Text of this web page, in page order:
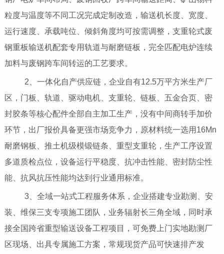
粒度与温度等不同工况完成定制改造，输送机长度、宽度、
运行速度、承载吨位、倾斜角度均可按需调整，支重轮式废
钢重板输送机配套专用轨道与耐磨链板，完全匹配电炉连续
加料与废钢跨车间转运的工艺要求。
2、一体化自产供应链，企业自有12.5万平方米生产厂
区，门板、轨道、驱动电机、支重轮、链板、五金合页、密
封胶条等核心配件全部自主加工生产，没有中间商转手加价
环节，出厂报价具备更强市场竞争力，原材料统一选用16Mn
耐磨钢板、推土机级模锻链条、重型支重轮，生产工序设置
多道质检点位，设备运行平稳度、抗冲击性能、密封防尘性
能、抗风抗压性能均达到行业通用标准。
3、全域一站式工程服务体系，企业搭建专业勘测、安
装、维保三支专项施工团队，业务辐射长三角全域，同时承
接全国跨省重型输送设备工程项目，可免费上门实地勘测厂
区现场、出具专属施工方案，常规现货产品可快速排产发